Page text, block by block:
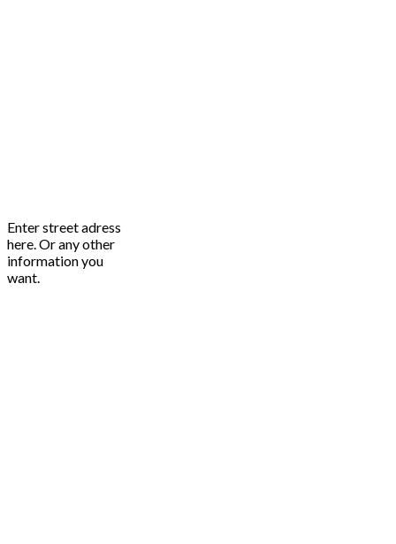
Enter street adress
here. Or any other
information you
want.